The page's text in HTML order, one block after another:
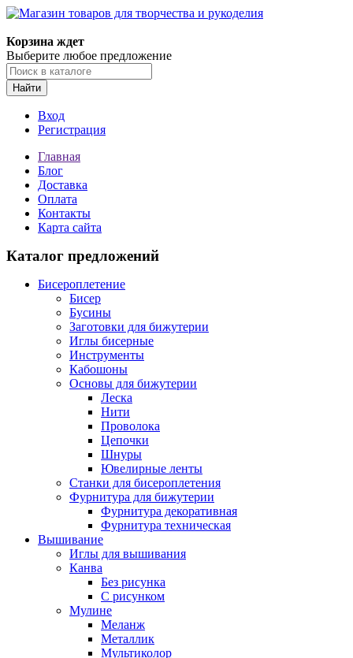
Корзина ждет
Выберите любое предложение
Найти
Вход
Регистрация
Главная
Блог
Доставка
Оплата
Контакты
Карта сайта
Каталог предложений
Бисероплетение
Бисер
Бусины
Заготовки для бижутерии
Иглы бисерные
Инструменты
Кабошоны
Основы для бижутерии
Леска
Нити
Проволока
Цепочки
Шнуры
Ювелирные ленты
Станки для бисероплетения
Фурнитура для бижутерии
Фурнитура декоративная
Фурнитура техническая
Вышивание
Иглы для вышивания
Канва
Без рисунка
С рисунком
Мулине
Меланж
Металлик
Мультиколор